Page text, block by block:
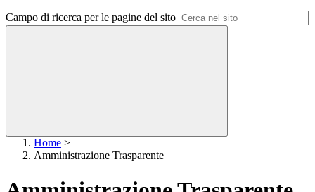
Campo di ricerca per le pagine del sito
Home >
Amministrazione Trasparente